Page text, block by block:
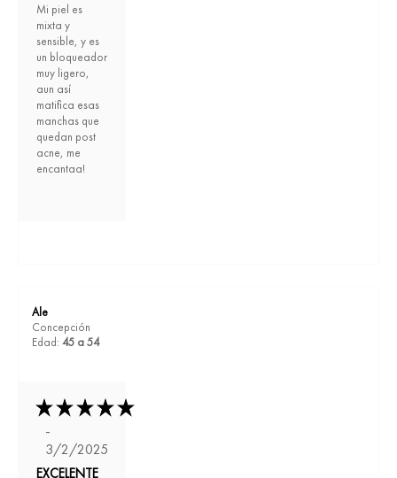
Mi piel es
mixta y
sensible, y es
un bloqueador
muy ligero,
aun así
matifica esas
manchas que
quedan post
acne, me
encantaa!
Ale
Concepción
Edad: 45 a 54
-
3/2/2025
EXCELENTE